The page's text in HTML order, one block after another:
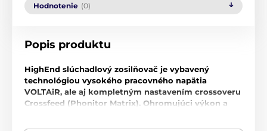
Hodnotenie (0)
Popis produktu
HighEnd slúchadlový zosilňovač je vybavený
technológiou vysokého pracovného napätia
VOLTAiR, ale aj kompletným nastavením crossoveru
Crossfeed (Phonitor Matrix). Ohromujúci výkon a